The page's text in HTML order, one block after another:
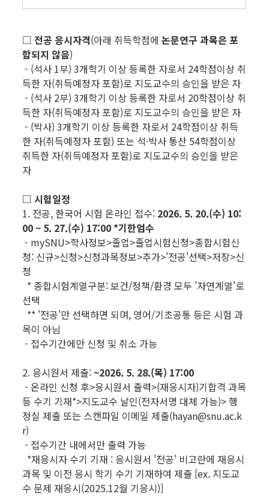
□ 전공 응시자격(아래 취득학점에논문연구 과목은 포
함되지 않음)
- (석사 1부) 3개학기 이상 등록한 자로서 24학점이상 취
득한 자(취득예정자 포함)로 지도교수의 승인을 받은 자
- (석사 2부) 3개학기 이상 등록한 자로서 20학점이상 취
득한 자(취득예정자 포함)로 지도교수의 승인을 받은 자
- (박사) 3개학기 이상 등록한 자로서 24학점이상 취득
한 자(취득예정자 포함) 또는 석·박사 통산 54학점이상
취득한 자(취득예정자 포함)로 지도교수의 승인을 받은
자
□ 시험일정
1. 전공, 한국어 시험 온라인 접수: 2026. 5. 20.(수) 10:
00 ~ 5. 27.(수) 17:00 *기한엄수
- mySNU>학사정보>졸업>졸업시험신청>종합시험신
청: 신규>신청>신청과목정보>추가>'전공'선택>저장>신
청
* 종합시험계열구분: 보건/정책/환경 모두 '자연계열'로
선택
** '전공'만 선택하면 되며, 영어/기초공통 등은 시험 과
목이 아님
- 접수기간에만 신청 및 취소 가능
2. 응시원서 제출:~2026. 5. 28.(목) 17:00
- 온라인 신청 후>응시원서 출력>(재응시자)기합격 과목
등 수기 기재*>지도교수 날인(전자서명 대체 가능)> 행
정실 제출 또는 스캔파일 이메일 제출(hayan@snu.ac.k
r)
- 접수기간 내에서만 출력 가능
*재응시자 수기 기재 : 응시원서 '전공' 비고란에 재응시
과목 및 이전 응시 학기 수기 기재하여 제출 [ex. 지도교
수 문제 재응시(2025.12월 기응시)]